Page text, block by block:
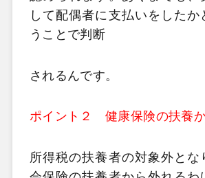
して配偶者に支払いをしたか
うことで判断
されるんです。
ポイント２ 健康保険の扶養か
所得税の扶養者の対象外とな